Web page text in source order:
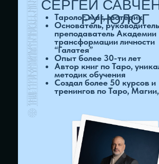
Курс
Защитный круг
Подарок 1
Курс
Чакровый расклад
Подарок 2
Создание рунических свечей
Подарок 3
169 899 ₽